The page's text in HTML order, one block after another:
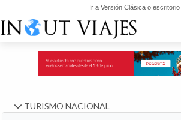
Ir a Versión Clásica o escritorio
TURISMO NACIONAL